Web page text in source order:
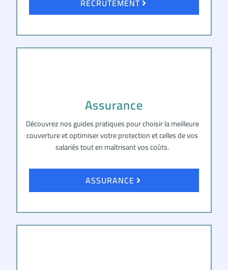
Assurance
Découvrez nos guides pratiques pour choisir la meilleure
couverture et optimiser votre protection et celles de vos
salariés tout en maîtrisant vos coûts.
ASSURANCE